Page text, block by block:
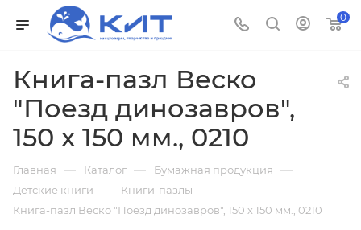
0
Книга-пазл Веско
"Поезд динозавров",
150 х 150 мм., 0210
Главная — Каталог — Бумажная продукция —
Детские книги — Книги-пазлы —
Книга-пазл Веско "Поезд динозавров", 150 х 150 мм., 0210